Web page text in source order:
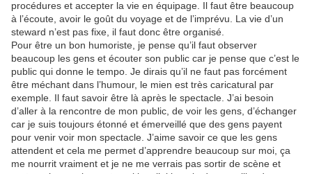
procédures et accepter la vie en équipage. Il faut être beaucoup
à l’écoute, avoir le goût du voyage et de l’imprévu. La vie d’un
steward n’est pas fixe, il faut donc être organisé.
Pour être un bon humoriste, je pense qu’il faut observer
beaucoup les gens et écouter son public car je pense que c’est le
public qui donne le tempo. Je dirais qu’il ne faut pas forcément
être méchant dans l’humour, le mien est très caricatural par
exemple. Il faut savoir être là après le spectacle. J’ai besoin
d’aller à la rencontre de mon public, de voir les gens, d’échanger
car je suis toujours étonné et émerveillé que des gens payent
pour venir voir mon spectacle. J’aime savoir ce que les gens
attendent et cela me permet d’apprendre beaucoup sur moi, ça
me nourrit vraiment et je ne me verrais pas sortir de scène et